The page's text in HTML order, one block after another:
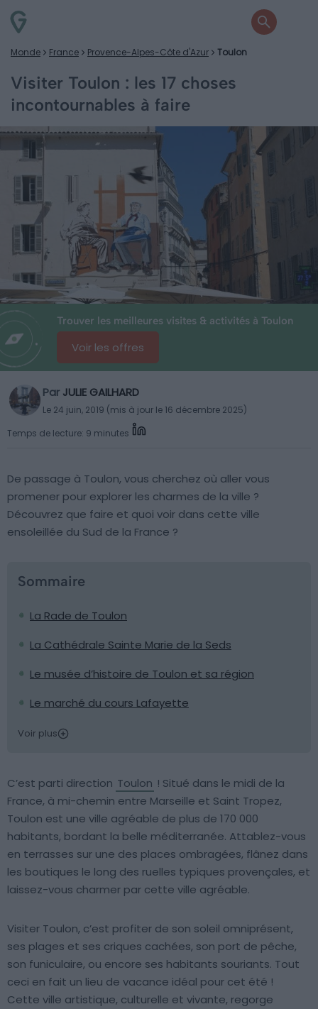
Monde France Provence-Alpes-Côte d'Azur Toulon
Visiter Toulon : les 17 choses
incontournables à faire
Trouver les meilleures visites & activités à Toulon
Voir les offres
Par JULIE GAILHARD
Le 24 juin, 2019 (mis à jour le 16 décembre 2025)
Temps de lecture: 9 minutes
De passage à Toulon, vous cherchez où aller vous
promener pour explorer les charmes de la ville ?
Découvrez que faire et quoi voir dans cette ville
ensoleillée du Sud de la France ?
Sommaire
La Rade de Toulon
La Cathédrale Sainte Marie de la Seds
Le musée d’histoire de Toulon et sa région
Le marché du cours Lafayette
Voir plus
C’est parti direction Toulon ! Situé dans le midi de la
France, à mi-chemin entre Marseille et Saint Tropez,
Toulon est une ville agréable de plus de 170 000
habitants, bordant la belle méditerranée. Attablez-vous
en terrasses sur une des places ombragées, flânez dans
les boutiques le long des ruelles typiques provençales, et
laissez-vous charmer par cette ville agréable.
Visiter Toulon, c’est profiter de son soleil omniprésent,
ses plages et ses criques cachées, son port de pêche,
son funiculaire, ou encore ses habitants souriants. Tout
ceci en fait un lieu de vacance idéal pour cet été !
Cette ville artistique, culturelle et vivante, regorge